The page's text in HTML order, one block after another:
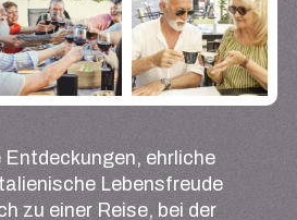
ehrliche
Lebensfreude
zu einer Reise, bei der